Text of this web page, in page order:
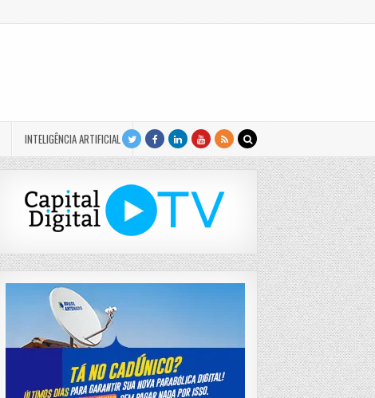
INTELIGÊNCIA ARTIFICIAL